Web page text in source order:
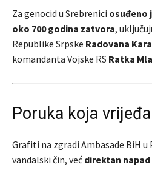
Za genocid u Srebrenici osuđeno
oko 700 godina zatvora,
Republike Srpske Radovana
komandanta Vojske RS Ratka
Poruka koja
Grafiti na zgradi Ambasade BiH u
vandalski čin, već direktan